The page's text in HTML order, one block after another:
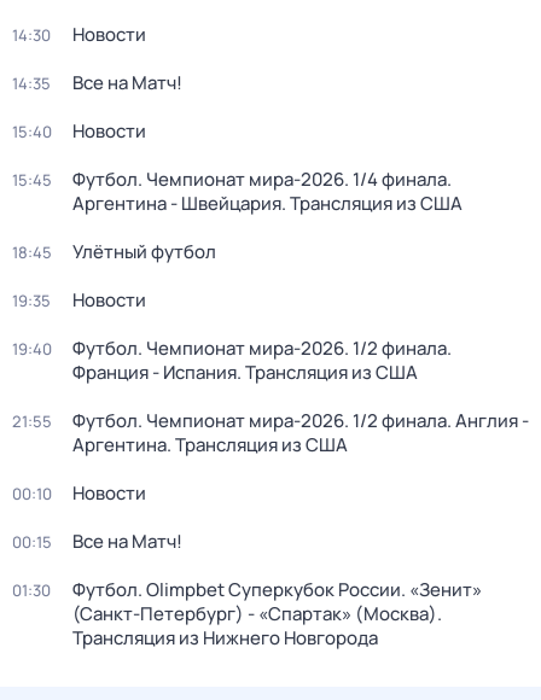
14:30 Новости
14:35 Все на Матч!
15:40 Новости
15:45
Футбол. Чемпионат мира-2026. 1/4 финала.
Аргентина - Швейцария. Трансляция из США
18:45 Улётный футбол
19:35 Новости
19:40
Футбол. Чемпионат мира-2026. 1/2 финала.
Франция - Испания. Трансляция из США
21:55
Футбол. Чемпионат мира-2026. 1/2 финала. Англия -
Аргентина. Трансляция из США
00:10 Новости
00:15 Все на Матч!
01:30
Футбол. Olimpbet Суперкубок России. «Зенит»
(Санкт-Петербург) - «Спартак» (Москва).
Трансляция из Нижнего Новгорода